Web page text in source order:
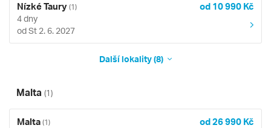
Nízké Taury (1) od 10 990 Kč
4 dny
od St 2. 6. 2027
Další lokality (8)
Malta (1)
Malta (1) od 26 990 Kč